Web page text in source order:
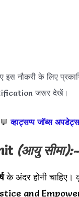
इस नौकरी के लिए
जरूर देखें।
💬 व्हाट्सप्प जॉब्स अपडेट्स
(आयु सीमा):-
के अंदर होनी
and